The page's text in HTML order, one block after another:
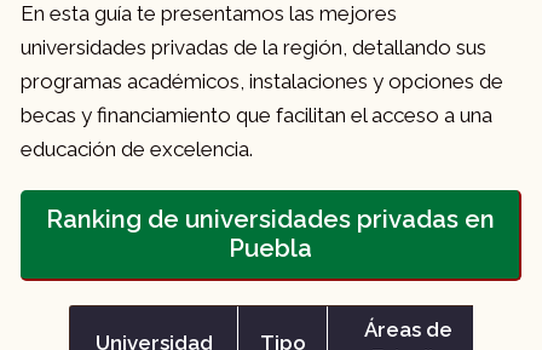
En esta guía te presentamos las mejores
universidades privadas de la región, detallando sus
programas académicos, instalaciones y opciones de
becas y financiamiento que facilitan el acceso a una
educación de excelencia.
Ranking de universidades privadas en
Puebla
Universidad Tipo
Áreas de